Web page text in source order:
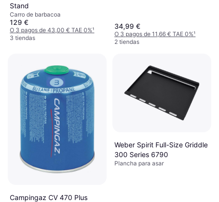
Stand
Carro de barbacoa
129 €
O 3 pagos de 43,00 € TAE 0%¹
3 tiendas
34,99 €
O 3 pagos de 11,66 € TAE 0%¹
2 tiendas
Campingaz CV 470 Plus
Weber Spirit Full-Size Griddle
300 Series 6790
Plancha para asar